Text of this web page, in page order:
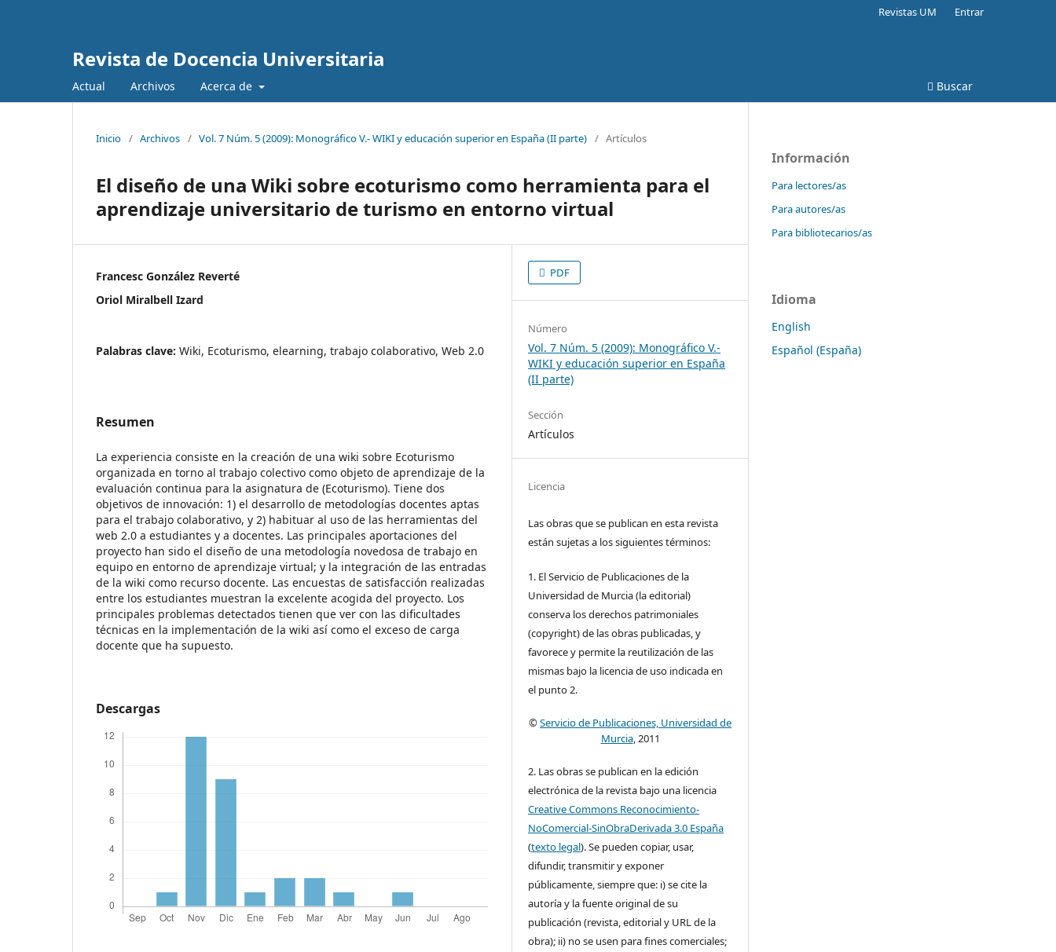
Revista de Docencia Universitaria
Actual Archivos Acerca de Buscar
Revistas UM Entrar
Inicio / Archivos / Vol. 7 Núm. 5 (2009): Monográfico V.- WIKI y educación superior en España (II parte) / Artículos
El diseño de una Wiki sobre ecoturismo como herramienta para el
aprendizaje universitario de turismo en entorno virtual
Francesc González Reverté
Oriol Miralbell Izard
Palabras clave: Wiki, Ecoturismo, elearning, trabajo colaborativo, Web 2.0
Resumen
La experiencia consiste en la creación de una wiki sobre Ecoturismo
organizada en torno al trabajo colectivo como objeto de aprendizaje de la
evaluación continua para la asignatura de (Ecoturismo). Tiene dos
objetivos de innovación: 1) el desarrollo de metodologías docentes aptas
para el trabajo colaborativo, y 2) habituar al uso de las herramientas del
web 2.0 a estudiantes y a docentes. Las principales aportaciones del
proyecto han sido el diseño de una metodología novedosa de trabajo en
equipo en entorno de aprendizaje virtual; y la integración de las entradas
de la wiki como recurso docente. Las encuestas de satisfacción realizadas
entre los estudiantes muestran la excelente acogida del proyecto. Los
principales problemas detectados tienen que ver con las dificultades
técnicas en la implementación de la wiki así como el exceso de carga
docente que ha supuesto.
Descargas
PDF
Número
Vol. 7 Núm. 5 (2009): Monográfico V.-
WIKI y educación superior en España
(II parte)
Sección
Artículos
Licencia
Las obras que se publican en esta revista
están sujetas a los siguientes términos:
1. El Servicio de Publicaciones de la
Universidad de Murcia (la editorial)
conserva los derechos patrimoniales
(copyright) de las obras publicadas, y
favorece y permite la reutilización de las
mismas bajo la licencia de uso indicada en
el punto 2.
©Servicio de Publicaciones, Universidad de
Murcia, 2011
2. Las obras se publican en la edición
electrónica de la revista bajo una licencia
Creative Commons Reconocimiento-
NoComercial-SinObraDerivada 3.0 España
(texto legal). Se pueden copiar, usar,
difundir, transmitir y exponer
públicamente, siempre que: i) se cite la
autoría y la fuente original de su
publicación (revista, editorial y URL de la
obra); ii) no se usen para fines comerciales;
Información
Para lectores/as
Para autores/as
Para bibliotecarios/as
Idioma
English
Español (España)